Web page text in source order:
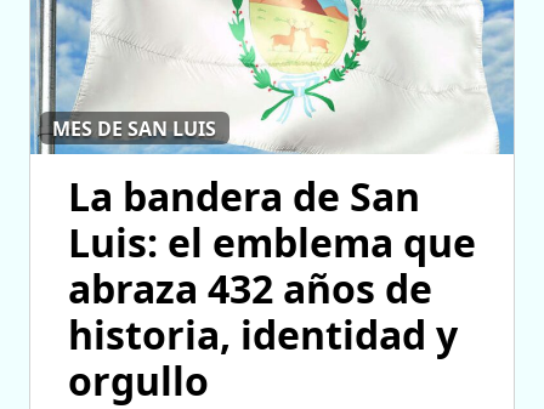
MES DE SAN LUIS
La bandera de San
Luis: el emblema que
abraza 432 años de
historia, identidad y
orgullo